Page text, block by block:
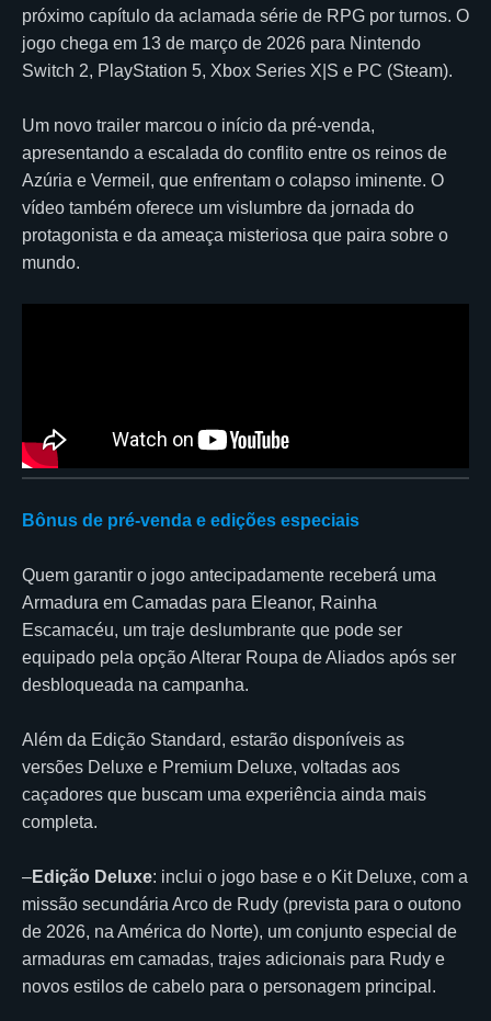
próximo capítulo da aclamada série de RPG por turnos. O
jogo chega em 13 de março de 2026 para Nintendo
Switch 2, PlayStation 5, Xbox Series X|S e PC (Steam).
Um novo trailer marcou o início da pré-venda,
apresentando a escalada do conflito entre os reinos de
Azúria e Vermeil, que enfrentam o colapso iminente. O
vídeo também oferece um vislumbre da jornada do
protagonista e da ameaça misteriosa que paira sobre o
mundo.
Bônus de pré-venda e edições especiais
Quem garantir o jogo antecipadamente receberá uma
Armadura em Camadas para Eleanor, Rainha
Escamacéu, um traje deslumbrante que pode ser
equipado pela opção Alterar Roupa de Aliados após ser
desbloqueada na campanha.
Além da Edição Standard, estarão disponíveis as
versões Deluxe e Premium Deluxe, voltadas aos
caçadores que buscam uma experiência ainda mais
completa.
–Edição Deluxe: inclui o jogo base e o Kit Deluxe, com a
missão secundária Arco de Rudy (prevista para o outono
de 2026, na América do Norte), um conjunto especial de
armaduras em camadas, trajes adicionais para Rudy e
novos estilos de cabelo para o personagem principal.